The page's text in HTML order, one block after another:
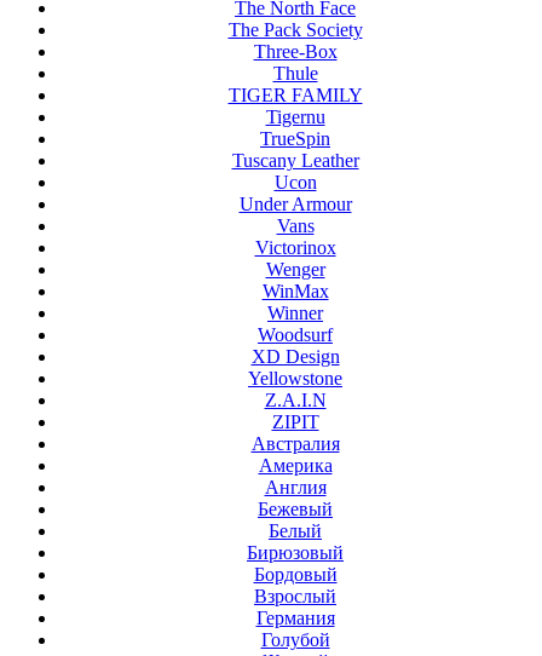
The North Face
The Pack Society
Three-Box
Thule
TIGER FAMILY
Tigernu
TrueSpin
Tuscany Leather
Ucon
Under Armour
Vans
Victorinox
Wenger
WinMax
Winner
Woodsurf
XD Design
Yellowstone
Z.A.I.N
ZIPIT
Австралия
Америка
Англия
Бежевый
Белый
Бирюзовый
Бордовый
Взрослый
Германия
Голубой